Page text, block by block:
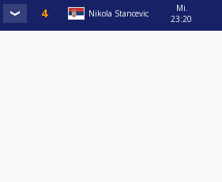
Nikola Stancevic
Mi.
23:20